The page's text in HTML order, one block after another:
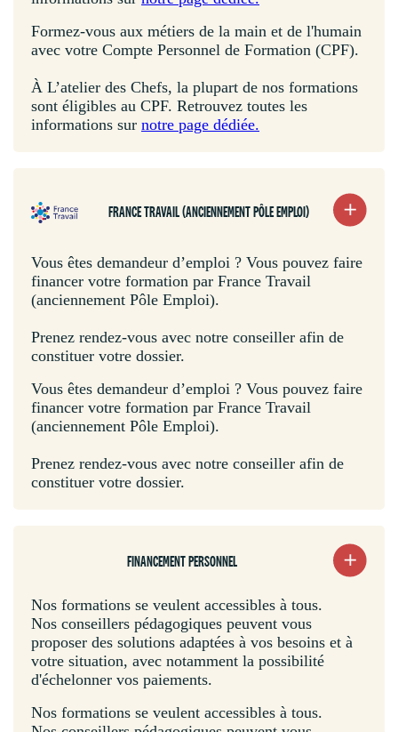
Formez-vous aux métiers de la main et de l'humain
avec votre Compte Personnel de Formation (CPF).
À L’atelier des Chefs, la plupart de nos formations
sont éligibles au CPF. Retrouvez toutes les
informations sur notre page dédiée.
FRANCE TRAVAIL (ANCIENNEMENT PÔLE EMPLOI)
Vous êtes demandeur d’emploi ? Vous pouvez faire
financer votre formation par France Travail
(anciennement Pôle Emploi).
Prenez rendez-vous avec notre conseiller afin de
constituer votre dossier.
Vous êtes demandeur d’emploi ? Vous pouvez faire
financer votre formation par France Travail
(anciennement Pôle Emploi).
Prenez rendez-vous avec notre conseiller afin de
constituer votre dossier.
FINANCEMENT PERSONNEL
Nos formations se veulent accessibles à tous.
Nos conseillers pédagogiques peuvent vous
proposer des solutions adaptées à vos besoins et à
votre situation, avec notamment la possibilité
d'échelonner vos paiements.
Nos formations se veulent accessibles à tous.